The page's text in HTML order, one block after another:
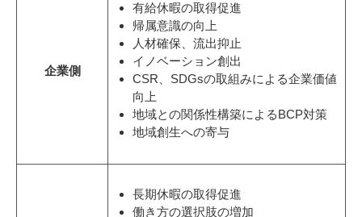
企業側
有給休暇の取得促進
帰属意識の向上
人材確保、流出抑止
イノベーション創出
CSR、SDGsの取組みによる企業価値
向上
地域との関係性構築によるBCP対策
地域創生への寄与
長期休暇の取得促進
働き方の選択肢の増加